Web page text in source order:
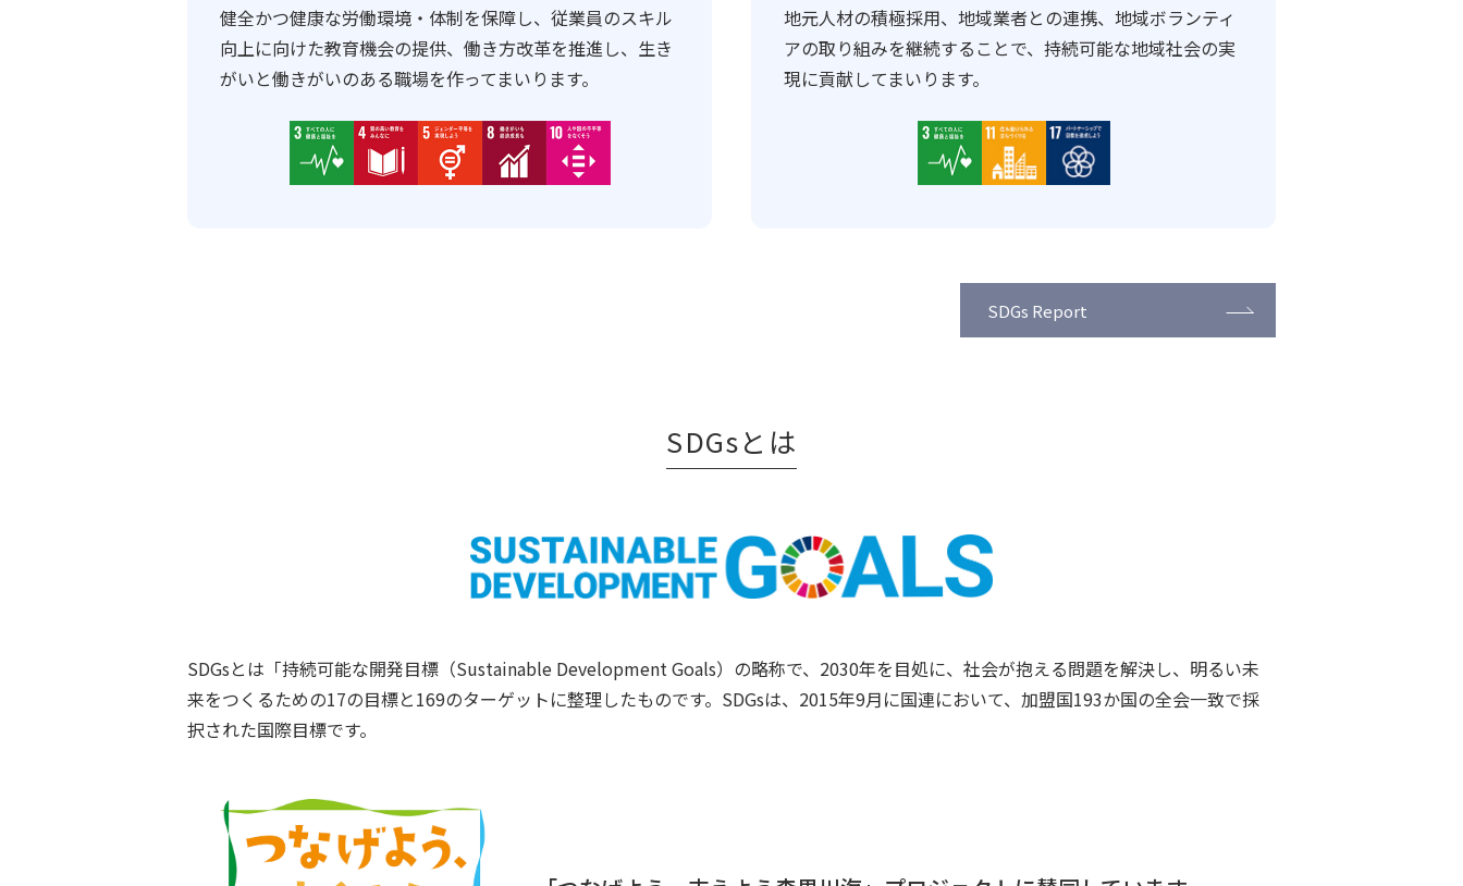
健全かつ健康な労働環境・体制を保障し、従業員のスキル
向上に向けた教育機会の提供、働き方改革を推進し、生き
がいと働きがいのある職場を作ってまいります。
地元人材の積極採用、地域業者との連携、地域ボランティ
アの取り組みを継続することで、持続可能な地域社会の実
現に貢献してまいります。
SDGs Report
SDGsとは
SDGsとは「持続可能な開発目標（Sustainable Development Goals）の略称で、2030年を目処に、社会が抱える問題を解決し、明るい未
来をつくるための17の目標と169のターゲットに整理したものです。SDGsは、2015年9月に国連において、加盟国193か国の全会一致で採
択された国際目標です。